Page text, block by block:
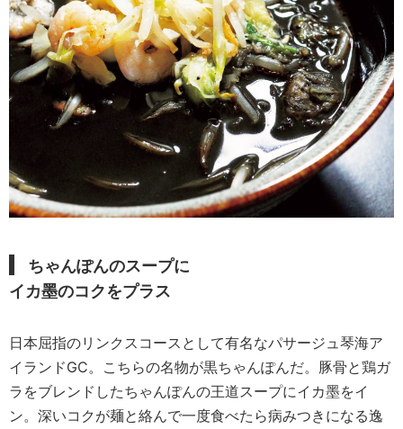
ちゃんぽんのスープに
イカ墨のコクをプラス
日本屈指のリンクスコースとして有名なパサージュ琴海ア
イランドGC。こちらの名物が黒ちゃんぽんだ。豚骨と鶏ガ
ラをブレンドしたちゃんぽんの王道スープにイカ墨をイ
ン。深いコクが麺と絡んで一度食べたら病みつきになる逸